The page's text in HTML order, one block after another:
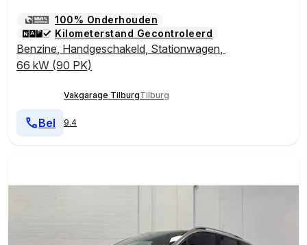
100% Onderhouden
Kilometerstand Gecontroleerd
Benzine, Handgeschakeld, Stationwagen,
66 kW (90 PK)
Vakgarage TilburgTilburg
9.4
Bel